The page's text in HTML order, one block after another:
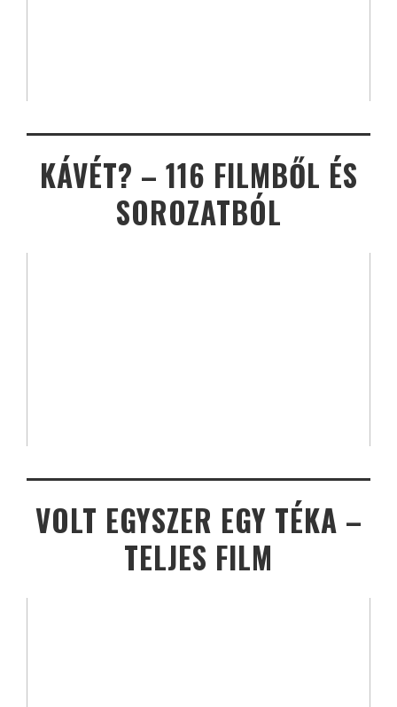
KÁVÉT? – 116 FILMBŐL ÉS
SOROZATBÓL
VOLT EGYSZER EGY TÉKA –
TELJES FILM